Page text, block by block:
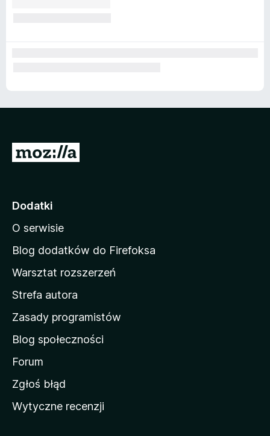
S
o
a
d
m
o
w
M
o
z
l
Dodatki
O serwisie
Blog dodatków do Firefoksa
Warsztat rozszerzeń
Strefa autora
Zasady programistów
Blog społeczności
Forum
Zgłoś błąd
Wytyczne recenzji